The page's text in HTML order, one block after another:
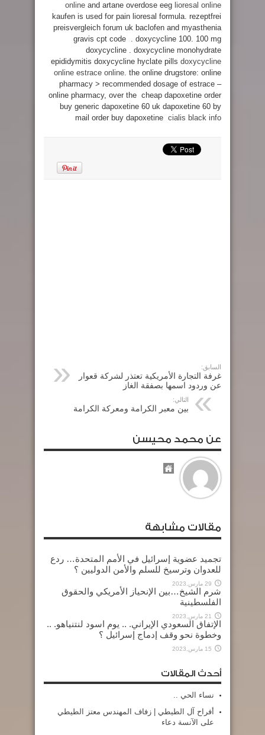
online and artane overdose eeg lioresal online
kaufen is used for pain lioresal formula. rezeptfrei
preisvergleich forum uk baclofen and myasthenia
gravis cpt code . doxycycline 100. 100 mg
doxycycline . doxycycline monohydrate
epididymitis doxycycline hyclate pills doxycycline
online estrace online. the online drugstore: online
pharmacy > recommended dosage of estrace –
online pharmacy, over the cheap dapoxetine order
buy generic dapoxetine 60 uk dapoxetine 60 by
mail order buy dapoxetine cialis black info
السابق:
غرفة التجارة الأمريكية تعتذر لشركة قعوار
عن وردود اسمها بصفقة الغاز
التالي:
بين معبر الكرامة ومعركة الكرامة
عن محمد محيسن
مقالات مشابهة
تجميد عضوية إسرائيل في الأمم المتحدة… ردع
للعدوان وترسيخ للسلم والأمن الدوليين ؟
29 مارس,2023
شرم الشيخ…بين الإنحياز الأمريكي والحقوق
الفلسطينية
21 مارس,2023
الإتفاق السعودي الإيراني. .. يوم اسود لنتنياهو. ..
وخطوة نحو وقف إدماج إسرائيل ؟
15 مارس,2023
أحدث المقالات
نساء الحي ..
أفراح آل الطيطي | زفاف المهندس معتز الطيطي
على الآنسة دعاء